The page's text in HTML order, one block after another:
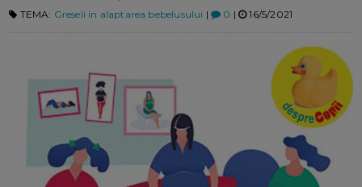
TEMA: Greseli in alaptarea bebelusului | 0 | 16/5/2021